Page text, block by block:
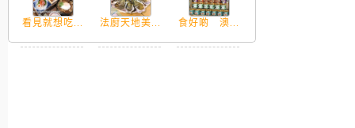
看見就想吃... 法廚天地美... 食好啲 澳...